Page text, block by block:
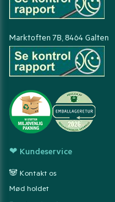
Marktoften 7B, 8464 Galten
❤ Kundeservice
🐼 Kontakt os
Mød holdet